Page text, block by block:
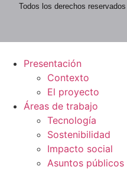
Todos los derechos reservados
Presentación
Contexto
El proyecto
Áreas de trabajo
Tecnología
Sostenibilidad
Impacto social
Asuntos públicos